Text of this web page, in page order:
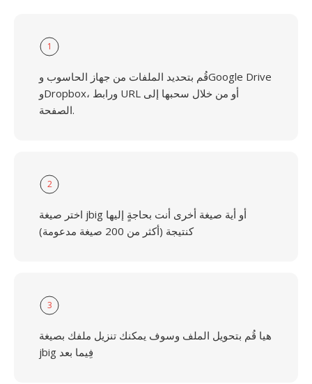
1
قُم بتحديد الملفات من جهاز الحاسوب وGoogle Drive
وDropbox، ورابط URL أو من خلال سحبها إلى
الصفحة.
2
اختر صيغة jbig أو أية صيغة أخرى أنت بحاجةٍ إليها
كنتيجة (أكثر من 200 صيغة مدعومة)
3
هيا قُم بتحويل الملف وسوف يمكنك تنزيل ملفك بصيغة
jbig فِيما بعد